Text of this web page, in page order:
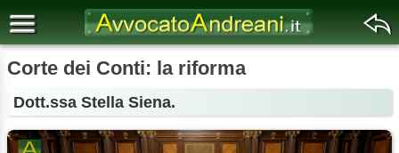
Corte dei Conti: la riforma
Dott.ssa Stella Siena.